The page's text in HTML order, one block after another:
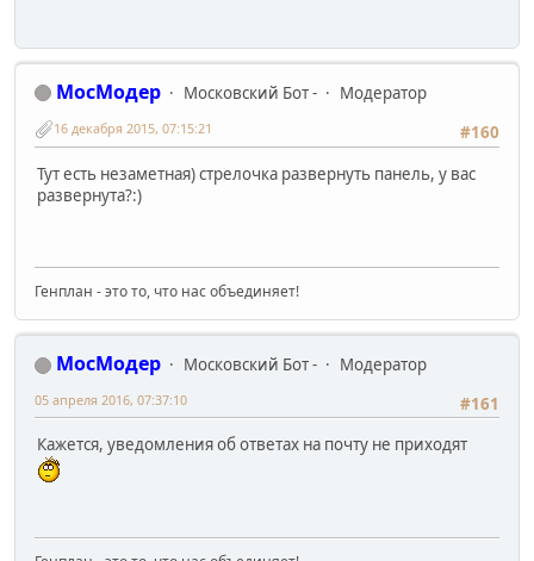
МосМодер Московский Бот -
Модератор
#160
16 декабря 2015, 07:15:21
Тут есть незаметная) стрелочка развернуть панель, у вас
развернута?:)
Генплан - это то, что нас объединяет!
МосМодер Московский Бот -
Модератор
#161
05 апреля 2016, 07:37:10
Кажется, уведомления об ответах на почту не приходят